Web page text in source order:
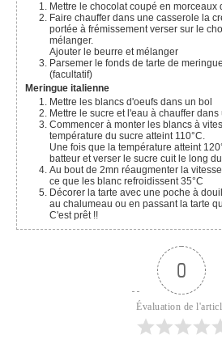
Mettre le chocolat coupé en
Faire chauffer dans une casserole la crème liquide, une fois
portée à frémissement verser sur le
mélanger.
Ajouter le beurre et mélanger
Parsemer le fonds de tarte de meringues concassées ou pralin
(facultatif)
Meringue italienne
Mettre les blancs d'oeufs dans un bol
Mettre le sucre et l'eau à chauffer
Commencer à monter les blancs à vitesse rapide quand la
température du sucre atteint 110°C.
Une fois que la température atteint 120°C, ralentir la vitesse du
batteur et verser le sucre cuit le long du
Au bout de 2mn réaugmenter la vitesse et laisser tourner jusqu'à
ce que les blanc refroidissent 35°C
Décorer la tarte avec une poche à douilles et dorer la meringue
au chalumeau ou en passant la tarte
C'est prêt !!
0
Évaluation de